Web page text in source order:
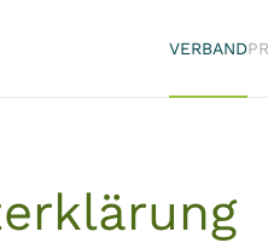
VERBAND